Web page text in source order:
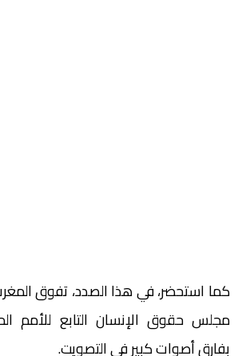
كما استحضر، في هذا الصدد، تفوق
بفارق أصوات كبير في التصويت.